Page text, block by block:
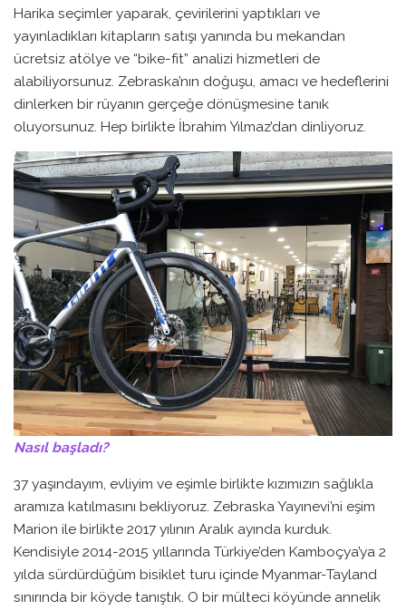
Harika seçimler yaparak, çevirilerini yaptıkları ve
yayınladıkları kitapların satışı yanında bu mekandan
ücretsiz atölye ve “bike-fit” analizi hizmetleri de
alabiliyorsunuz. Zebraska’nın doğuşu, amacı ve hedeflerini
dinlerken bir rüyanın gerçeğe dönüşmesine tanık
oluyorsunuz. Hep birlikte İbrahim Yılmaz’dan dinliyoruz.
Nasıl başladı?
37 yaşındayım, evliyim ve eşimle birlikte kızımızın sağlıkla
aramıza katılmasını bekliyoruz. Zebraska Yayınevi’ni eşim
Marion ile birlikte 2017 yılının Aralık ayında kurduk.
Kendisiyle 2014-2015 yıllarında Türkiye’den Kamboçya’ya 2
yılda sürdürdüğüm bisiklet turu içinde Myanmar-Tayland
sınırında bir köyde tanıştık. O bir mülteci köyünde annelik